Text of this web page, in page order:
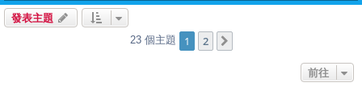
發表主題
23 個主題 1 2
前往